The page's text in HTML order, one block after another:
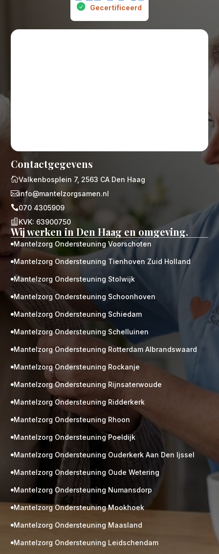
Gecertificeerd
Gratis
M
Neem vrijblijvend contact op!
Contactgegevens
Valkenbosplein 7, 2563 CA Den Haag
info@mantelzorgsamen.nl
070 4305909
 KVK: 63900750
Wij werken in Den Haag en omgeving.
 Mantelzorg Ondersteuning Voorschoten
 Mantelzorg Ondersteuning Tienhoven Zuid Holland
 Mantelzorg Ondersteuning Stolwijk
 Mantelzorg Ondersteuning Schoonhoven
 Mantelzorg Ondersteuning Schiedam
 Mantelzorg Ondersteuning Schelluinen
 Mantelzorg Ondersteuning Rotterdam Albrandswaard
 Mantelzorg Ondersteuning Rockanje
 Mantelzorg Ondersteuning Rijnsaterwoude
 Mantelzorg Ondersteuning Ridderkerk
 Mantelzorg Ondersteuning Rhoon
 Mantelzorg Ondersteuning Poeldijk
 Mantelzorg Ondersteuning Ouderkerk Aan Den Ijssel
 Mantelzorg Ondersteuning Oude Wetering
 Mantelzorg Ondersteuning Numansdorp
 Mantelzorg Ondersteuning Mookhoek
 Mantelzorg Ondersteuning Maasland
 Mantelzorg Ondersteuning Leidschendam